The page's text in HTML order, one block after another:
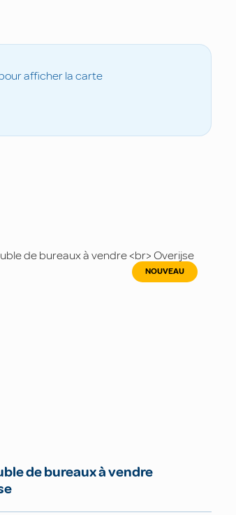
afficher la carte
NOUVEAU
de bureaux à vendre